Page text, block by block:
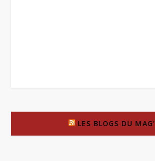
LES BLOGS DU MAG’